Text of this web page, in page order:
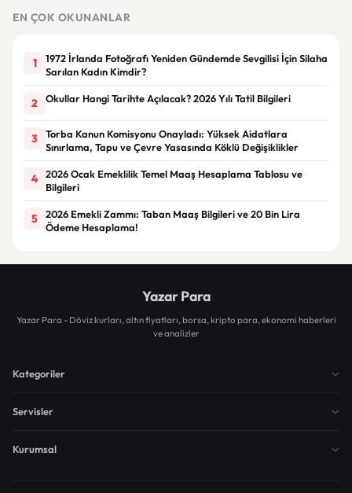
EN ÇOK OKUNANLAR
1
1972 İrlanda Fotoğrafı Yeniden Gündemde Sevgilisi İçin Silaha
Sarılan Kadın Kimdir?
2 Okullar Hangi Tarihte Açılacak? 2026 Yılı Tatil Bilgileri
3
Torba Kanun Komisyonu Onayladı: Yüksek Aidatlara
Sınırlama, Tapu ve Çevre Yasasında Köklü Değişiklikler
4
2026 Ocak Emeklilik Temel Maaş Hesaplama Tablosu ve
Bilgileri
5
2026 Emekli Zammı: Taban Maaş Bilgileri ve 20 Bin Lira
Ödeme Hesaplama!
Yazar Para
Yazar Para - Döviz kurları, altın fiyatları, borsa, kripto para, ekonomi haberleri
ve analizler
Kategoriler
Servisler
Kurumsal